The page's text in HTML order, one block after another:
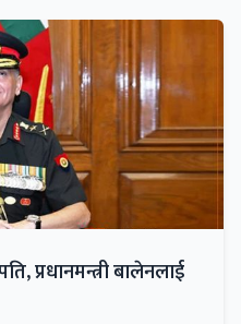
प्रधानमन्त्री बालेनलाई